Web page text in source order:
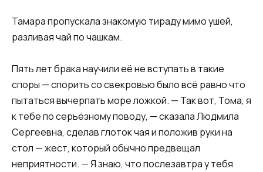
Тамара пропускала знакомую тираду мимо ушей,
разливая чай по чашкам.
Пять лет брака научили её не вступать в такие
споры — спорить со свекровью было всё равно что
пытаться вычерпать море ложкой. — Так вот, Тома, я
к тебе по серьёзному поводу, — сказала Людмила
Сергеевна, сделав глоток чая и положив руки на
стол — жест, который обычно предвещал
неприятности. — Я знаю, что послезавтра у тебя